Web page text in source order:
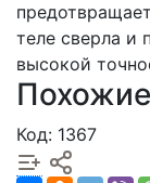
теле сверла и
высокой
Код: 1367